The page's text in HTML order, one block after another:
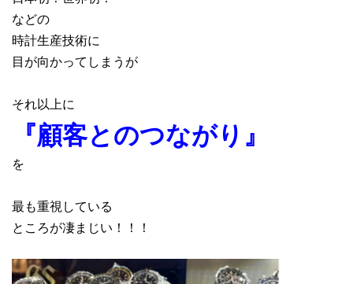
などの
時計生産技術に
目が向かってしまうが
それ以上に
『顧客とのつながり』
を
最も重視している
ところが凄まじい！！！